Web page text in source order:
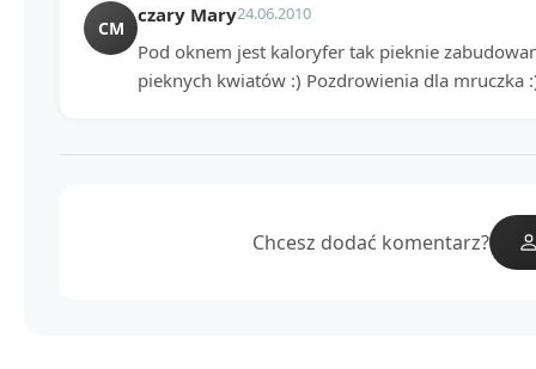
CM
czary Mary24.06.2010
Pod oknem jest kaloryfer tak pieknie
pieknych kwiatów :) Pozdrowienia dla mruczka
Chcesz dodać komentarz?